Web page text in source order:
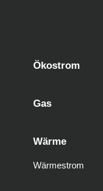
Ökostrom
Gas
Wärme
Wärmestrom